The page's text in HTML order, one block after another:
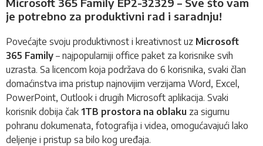
je potrebno za produktivni rad i saradnju!
Povećajte svoju produktivnost i kreativnost uz Microsoft
365 Family – najpopularniji office paket za korisnike svih
uzrasta. Sa licencom koja podržava do 6 korisnika, svaki član
domaćinstva ima pristup najnovijim verzijama Word, Excel,
PowerPoint, Outlook i drugih Microsoft aplikacija. Svaki
korisnik dobija čak 1TB prostora na oblaku za sigurnu
pohranu dokumenata, fotografija i videa, omogućavajući lako
deljenje i pristup sa bilo kog uređaja.